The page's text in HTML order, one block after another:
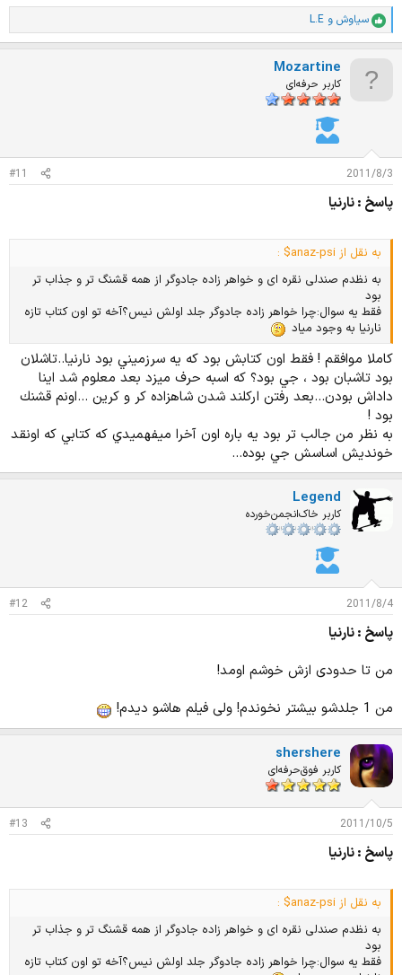
ا
م
سیاوش و L.E
Mozartine
کاربر حرفه‌ای
2011/8/3
#11
پاسخ : نارنیا
به نقل از anaz-psi$ :
به نظدم صندلی نقره ای و خواهر زاده جادوگر از همه قشنگ تر و جذاب تر
بود
فقط یه سوال:چرا خواهر زاده جادوگر جلد اولش نیس؟آخه تو اون کتاب تازه
نارنیا به وجود میاد
كاملا موافقم ! فقط اون كتابش بود كه يه سرزميني بود نارنيا..تاشلان
بود تاشبان بود ، جي بود؟ كه اسبه حرف ميزد بعد معلوم شد اينا
داداش بودن...بعد رفتن اركلند شدن شاهزاده كر و كرين ...اونم قشنك
بود !
به نظر من جالب تر بود يه باره اون آخرا ميفهميدي كه كتابي كه اونقد
خونديش اساسش جي بوده...
Legend
کاربر خاک‌انجمن‌خورده
2011/8/4
#12
پاسخ : نارنیا
من تا حدودی ازش خوشم اومد!
من 1 جلدشو بیشتر نخوندم! ولی فیلم هاشو دیدم!
shershere
کاربر فوق‌حرفه‌ای
2011/10/5
#13
پاسخ : نارنیا
به نقل از anaz-psi$ :
به نظدم صندلی نقره ای و خواهر زاده جادوگر از همه قشنگ تر و جذاب تر
بود
فقط یه سوال:چرا خواهر زاده جادوگر جلد اولش نیس؟آخه تو اون کتاب تازه